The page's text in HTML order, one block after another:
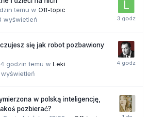
temu w Off-topic
wyświetleń
się jak robot pozbawiony
godzin temu w Leki
wyświetleń
w polską inteligencję,
pozbierać?